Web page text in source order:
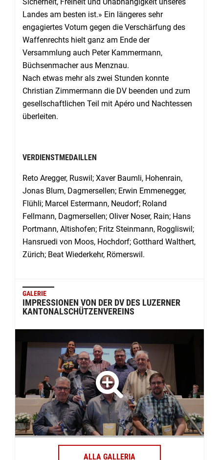
Sicherheit, Freiheit und Unabhängigkeit unseres
Landes am besten ist.» Ein längeres sehr
engagiertes Votum gegen die Verschärfung des
Waffenrechts hielt ganz am Ende der
Versammlung auch Peter Kammermann,
Büchsenmacher aus Menznau.
Nach etwas mehr als zwei Stunden konnte
Christian Zimmermann die DV beenden und zum
gesellschaftlichen Teil mit Apéro und Nachtessen
überleiten.
VERDIENSTMEDAILLEN
Reto Aregger, Ruswil; Xaver Baumli, Hohenrain,
Jonas Blum, Dagmersellen; Erwin Emmenegger,
Flühli; Marcel Estermann, Neudorf; Roland
Fellmann, Dagmersellen; Oliver Noser, Rain; Hans
Portmann, Altishofen; Fritz Steinmann, Roggliswil;
Hansruedi von Moos, Hochdorf; Gotthard Walthert,
Zürich; Beat Wiederkehr, Römerswil.
GALERIE
IMPRESSIONEN VON DER DV DES LUZERNER
KANTONALSCHÜTZENVEREINS
ALLA GALLERIA